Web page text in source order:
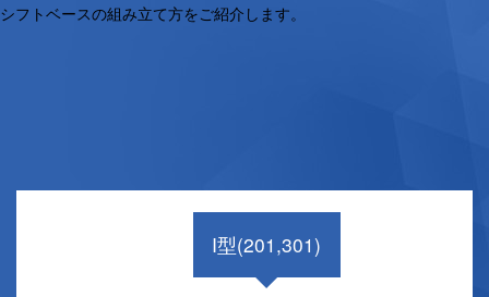
シフトベースの組み立て方をご紹介します。
I型(201,301)